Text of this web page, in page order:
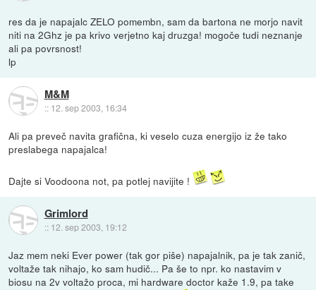
res da je napajalc ZELO pomembn, sam da bartona ne morjo navit
niti na 2Ghz je pa krivo verjetno kaj druzga! mogoče tudi neznanje
ali pa povrsnost!
lp
M&M
:: 12. sep 2003, 16:34
Ali pa preveč navita grafična, ki veselo cuza energijo iz že tako
preslabega napajalca!
Dajte si Voodoona not, pa potlej navijite !
Grimlord
:: 12. sep 2003, 19:12
Jaz mem neki Ever power (tak gor piše) napajalnik, pa je tak zanič,
voltaže tak nihajo, ko sam hudič... Pa še to npr. ko nastavim v
biosu na 2v voltažo proca, mi hardware doctor kaže 1.9, pa take